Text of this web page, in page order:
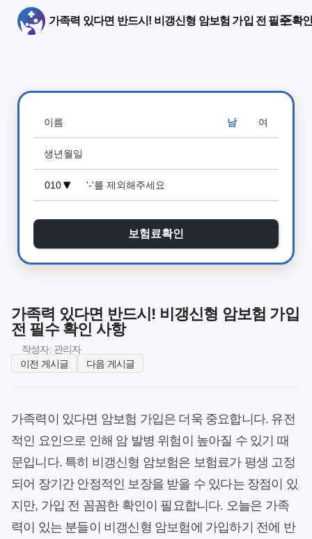
가족력 있다면 반드시! 비갱신형 암보험 가입 전 필수 확
남 여
보험료확인
가족력 있다면 반드시! 비갱신형 암보험 가입
전 필수 확인 사항
작성자: 관리자
이전 게시글
다음 게시글
가족력이 있다면 암보험 가입은 더욱 중요합니다. 유전
적인 요인으로 인해 암 발병 위험이 높아질 수 있기 때
문입니다. 특히 비갱신형 암보험은 보험료가 평생 고정
되어 장기간 안정적인 보장을 받을 수 있다는 장점이 있
지만, 가입 전 꼼꼼한 확인이 필요합니다. 오늘은 가족
력이 있는 분들이 비갱신형 암보험에 가입하기 전에 반